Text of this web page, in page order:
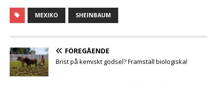
e
o
k
i
t
r
a
t
p
p
s
s
g
e
i
m
MEXIKO SHEINBAUM
FÖREGÅENDE
Brist på kemiskt gödsel? Framställ biologiska!